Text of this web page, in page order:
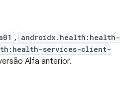
, androidx.health:health-
services-client-
Alfa anterior.